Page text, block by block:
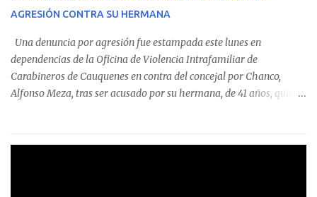
detectaron incumplimientos a la normativa vigente. El informe
precisa que la mayor cantidad de dinero apostado se registró en
Talca, donde...
AGRESIÓN CONTRA SU HERMANA
Una denuncia por agresión fue estampada este lunes en
dependencias de la Oficina de Violencia Intrafamiliar de
Carabineros de Cauquenes en contra del concejal por Chanco,
Alfonso Meza, tras ser acusado por su hermana, de 41 años, quien
relató que los hechos ocurrieron cerca de las 11:30 horas en el